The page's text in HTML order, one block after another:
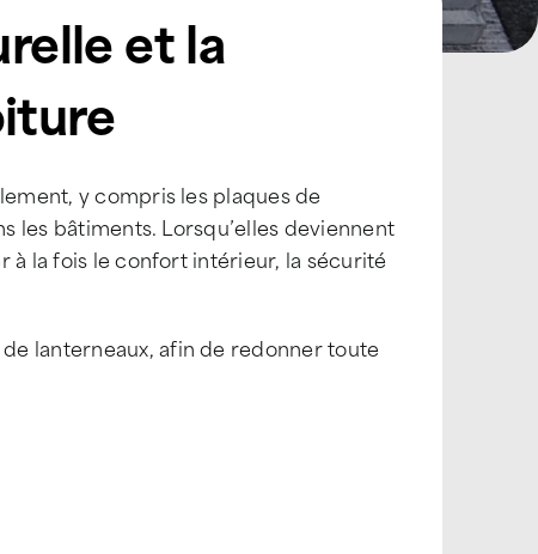
et la
y compris les plaques de
les bâtiments. Lorsqu’elles deviennent
à la fois le confort intérieur, la sécurité
lanterneaux, afin de redonner toute